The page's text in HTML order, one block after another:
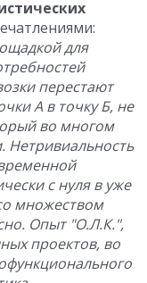
для
перестают
А в точку Б, не
во многом
Нетривиальность
с нуля в уже
множеством
Опыт "О.Л.К.",
проектов, во